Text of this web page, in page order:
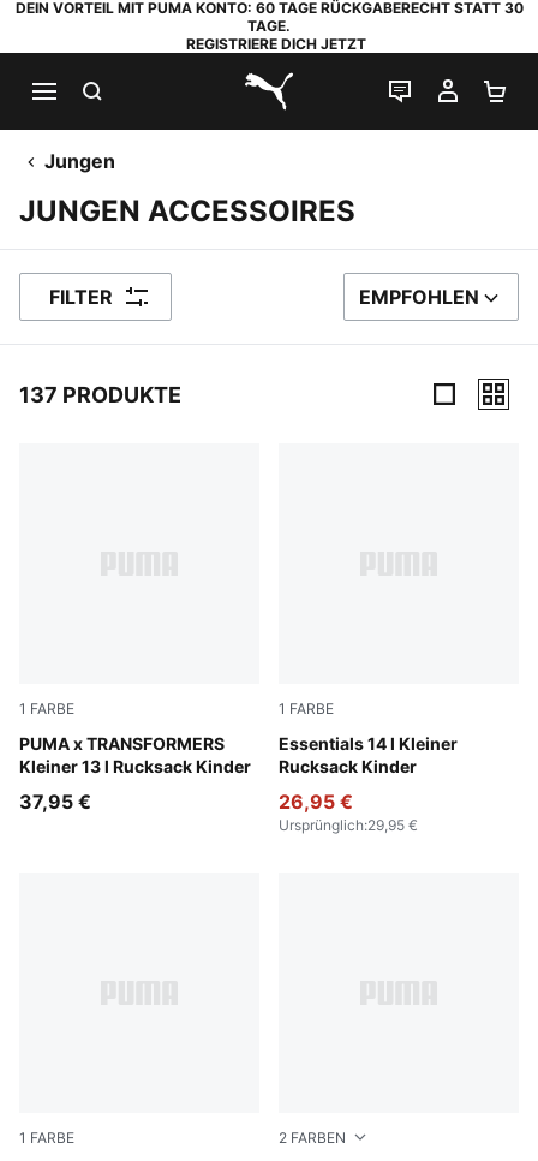
DEIN VORTEIL MIT PUMA KONTO: 60 TAGE RÜCKGABERECHT STATT 30
TAGE.
REGISTRIERE DICH JETZT
PUMA.com
LIVE-CHAT
MEIN
Jungen
JUNGEN ACCESSOIRES
FILTER SORTIEREN NACH
EMPFOHLEN
137 PRODUKTE
1 FARBE
PUMA x TRANSFORMERS
Kleiner 13 l Rucksack Kinder
Racing Blue-For All Time Red
37,95 €
1 FARBE
Essentials 14 l Kleiner
Rucksack Kinder
Amarena
26,95 €
Ursprünglich:29,95 €
1 FARBE 2 FARBEN